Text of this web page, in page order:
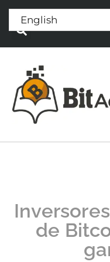
Press
de